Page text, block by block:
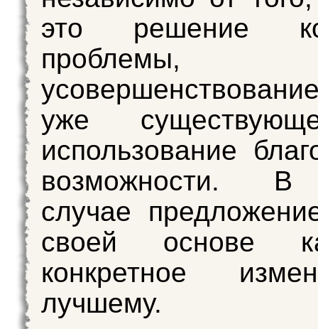
это решение
проблемы,
уже
использование
возможности.
случае
своей основе
конкретное
лучшему.